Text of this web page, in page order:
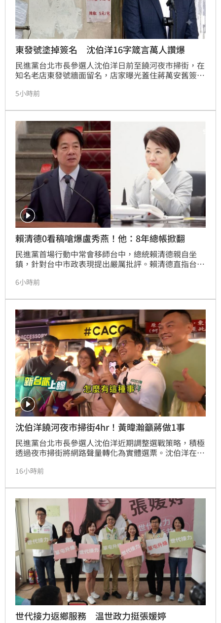
東發號塗掉簽名 沈伯洋16字箴言萬人讚爆
民進黨台北市長參選人沈伯洋日前至饒河夜市掃街，在
知名老店東發號牆面留名，店家曝光蓋住蔣萬安舊簽
面、將兩人簽名都塗掉。沈伯洋對此表示贊成，強調店
上無名，碗中有味」十六字箴言回應，展現高度氣度。
此舉獲大批網友力挺，呼籲民眾用行動支持美食，讓小
吃店回歸單純經營環境，勿因政治立場而抹殺在地老味
道。
5小時前
賴清德0看稿嗆爆盧秀燕！他：8年總帳掀翻
民進黨首場行動中常會移師台中，總統賴清德親自坐
鎮，針對台中市政表現提出嚴厲批評。賴清德直指台中
宕、經費暴增感到不滿，同時引用遠見雜誌評比，質疑
表現有落差。對此，台灣青年世代共好協會理事長張育
萌分析，賴清德此舉展現強勢態度，直接在盧秀燕地盤
掀開市政缺失，甚至以「總統級嘲諷」點出其治理問
題。這場正面交鋒象徵選戰正式開打，中央政府未來將
不再被動挨打，透過檢視地方政府八年總帳，試圖扭轉
輿論風向，並拉高市政檢視標準，引發政壇高度關注。
6小時前
沈伯洋饒河夜市掃街4hr！黃暐瀚籲蔣做1事
民進黨台北市長參選人沈伯洋近期調整選戰策略，積極
透過夜市掃街將網路聲量轉化為實體選票。沈伯洋在饒
訊拜票，更以流利英文與外國遊客互動，展現細膩貼心
年的陳水扁，黃暐瀚則讚賞其獨創「夜市政治學」，透
過親民態度獲攤商自發性力挺。針對東發號名店簽名引
發的網路負評風波，輿論呼籲政治攻防應回歸理性，不
應影響商家權益。沈伯洋透過精準的選民定位與暖心互
動，成功在選戰關鍵期走出獨特路徑，展現出強大的政
治爆發力。
16小時前
世代接力返鄉服務 温世政力挺張媛婷